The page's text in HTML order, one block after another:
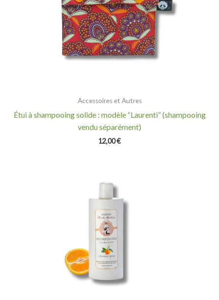
Accessoires et Autres
Étui à shampooing solide : modèle “Laurenti” (shampooing
vendu séparément)
12,00€